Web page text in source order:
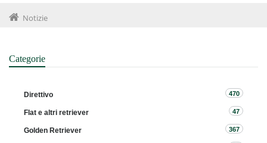
Notizie
Categorie
Direttivo 470
Flat e altri retriever 47
Golden Retriever 367